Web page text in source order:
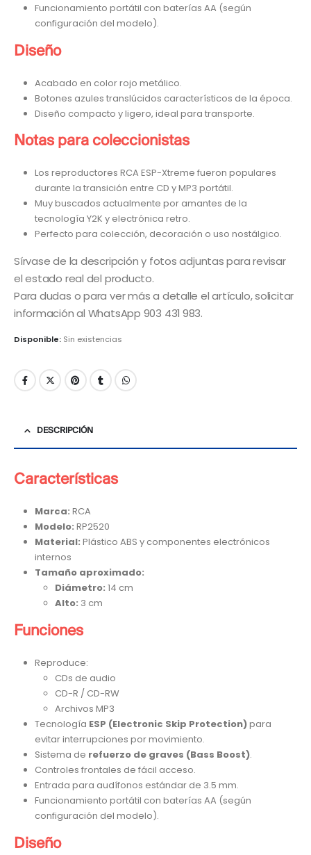
Funcionamiento portátil con baterías AA (según
configuración del modelo).
Diseño
Acabado en color rojo metálico.
Botones azules translúcidos característicos de la época.
Diseño compacto y ligero, ideal para transporte.
Notas para coleccionistas
Los reproductores RCA ESP-Xtreme fueron populares
durante la transición entre CD y MP3 portátil.
Muy buscados actualmente por amantes de la
tecnología Y2K y electrónica retro.
Perfecto para colección, decoración o uso nostálgico.
Sírvase de la descripción y fotos adjuntas para revisar
el estado real del producto.
Para dudas o para ver más a detalle el artículo, solicitar
información al WhatsApp 903 431 983.
Disponible: Sin existencias
DESCRIPCIÓN
Características
Marca: RCA
Modelo: RP2520
Material: Plástico ABS y componentes electrónicos
internos
Tamaño aproximado:
Diámetro: 14 cm
Alto: 3 cm
Funciones
Reproduce:
CDs de audio
CD-R / CD-RW
Archivos MP3
Tecnología ESP (Electronic Skip Protection)para
evitar interrupciones por movimiento.
Sistema de refuerzo de graves (Bass Boost).
Controles frontales de fácil acceso.
Entrada para audífonos estándar de 3.5 mm.
Funcionamiento portátil con baterías AA (según
configuración del modelo).
Diseño